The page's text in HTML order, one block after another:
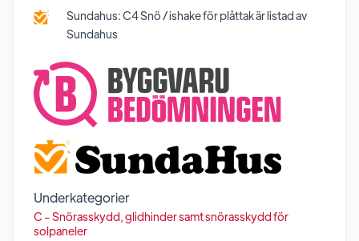
Sundahus:C4 Snö / ishake för plåttakär listad av
Sundahus
Underkategorier
C - Snörasskydd, glidhinder samt snörasskydd för
solpaneler